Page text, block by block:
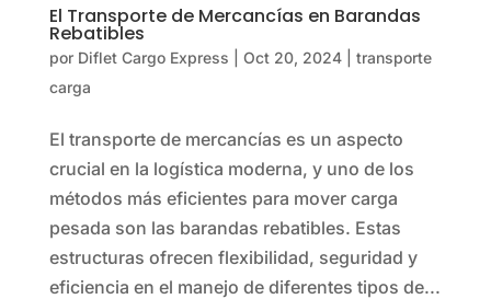
El Transporte de Mercancías en Barandas
Rebatibles
por Diflet Cargo Express Oct 20, 2024| transporte
carga
El transporte de mercancías es un aspecto
crucial en la logística moderna, y uno de los
métodos más eficientes para mover carga
pesada son las barandas rebatibles. Estas
estructuras ofrecen flexibilidad, seguridad y
eficiencia en el manejo de diferentes tipos de...